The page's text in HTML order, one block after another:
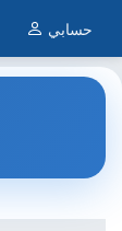
حسابي